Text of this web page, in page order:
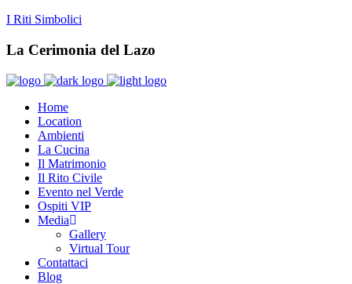
I Riti Simbolici
La Cerimonia del Lazo
Home
Location
Ambienti
La Cucina
Il Matrimonio
Il Rito Civile
Evento nel Verde
Ospiti VIP
Media
Gallery
Virtual Tour
Contattaci
Blog